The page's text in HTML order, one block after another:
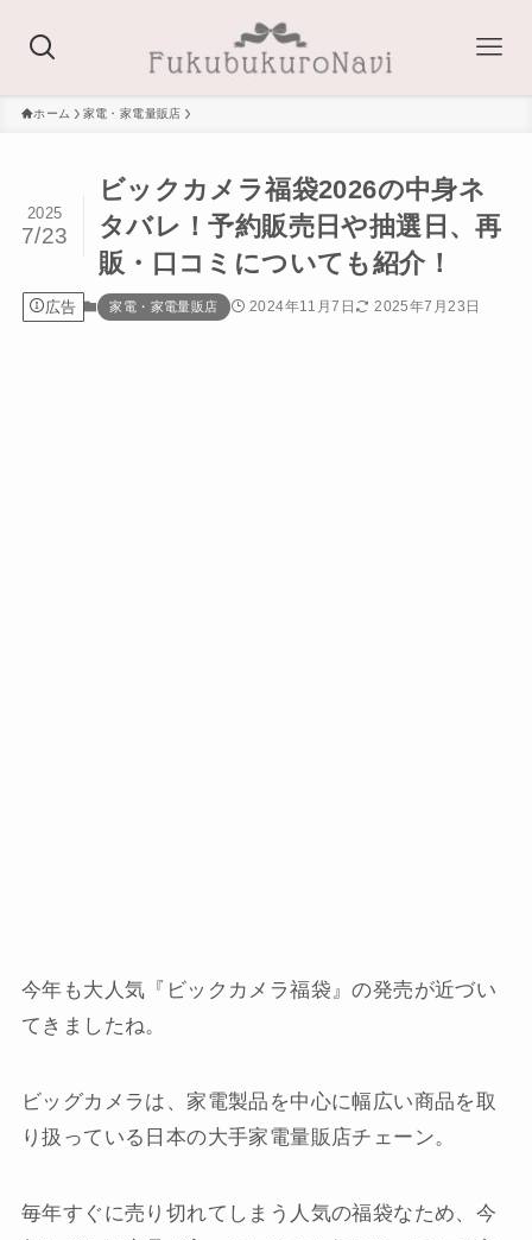
ホーム 家電・家電量販店
ビックカメラ福袋2026の中身ネ
タバレ！予約販売日や抽選日、再
販・口コミについても紹介！
2025
7/23
広告 家電・家電量販店 2024年11月7日 2025年7月23日
今年も大人気『ビックカメラ福袋』の発売が近づい
てきましたね。
ビッグカメラは、家電製品を中心に幅広い商品を取
り扱っている日本の大手家電量販店チェーン。
毎年すぐに売り切れてしまう人気の福袋なため、今